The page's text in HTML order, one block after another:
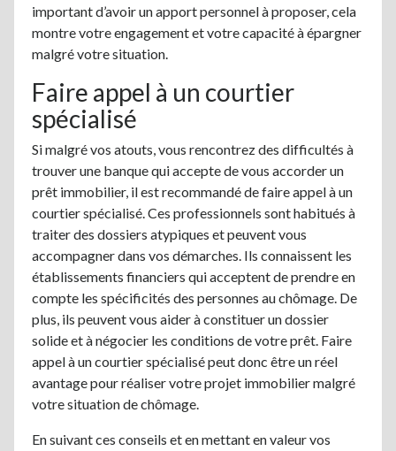
important d’avoir un apport personnel à proposer, cela
montre votre engagement et votre capacité à épargner
malgré votre situation.
Faire appel à un courtier
spécialisé
Si malgré vos atouts, vous rencontrez des difficultés à
trouver une banque qui accepte de vous accorder un
prêt immobilier, il est recommandé de faire appel à un
courtier spécialisé. Ces professionnels sont habitués à
traiter des dossiers atypiques et peuvent vous
accompagner dans vos démarches. Ils connaissent les
établissements financiers qui acceptent de prendre en
compte les spécificités des personnes au chômage. De
plus, ils peuvent vous aider à constituer un dossier
solide et à négocier les conditions de votre prêt. Faire
appel à un courtier spécialisé peut donc être un réel
avantage pour réaliser votre projet immobilier malgré
votre situation de chômage.
En suivant ces conseils et en mettant en valeur vos